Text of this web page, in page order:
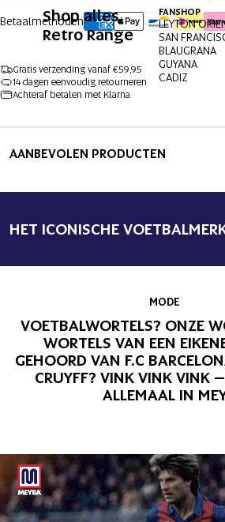
Shop alles
Retro Range
FANSHOP
LEYTON
SAN
BLAUGRANA
GUYANA
CADIZ
MODE
AFBEELDING
IN
AFBEELDING
IN
AFBEELDING
IN
AFBEELDING
IN
Betaalmethoden
Gratis verzending vanaf €59,95
14 dagen eenvoudig retourneren
Achteraf betalen met Klarna
AANBEVOLEN PRODUCTEN
HET ICONISCHE
VOETBALWORTELS? ONZE
WORTELS VAN EEN
GEHOORD VAN F.C
CRUYFF? VINK VINK VINK –
ALLEMAAL IN